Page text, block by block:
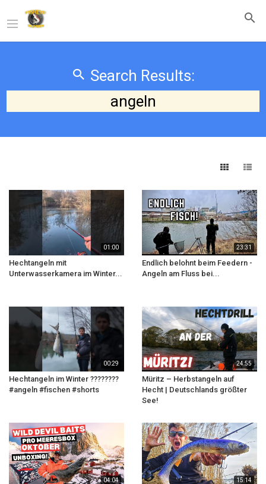
Search Results:
angeln
01:00
Hechtangeln mit
Unterwasserkamera im Winter...
23:31
Endlich belohnt beim Feedern -
Angeln am Fluss bei...
00:29
Hechtangeln im Winter ????????
#angeln #fischen #shorts
24:55
Müritz – Herbstangeln auf
Hecht | Deutschlands größter
See!
04:04 15:14